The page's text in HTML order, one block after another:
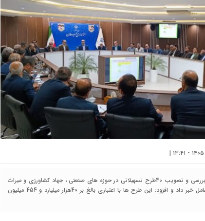
مدیر کل صنعت، معدن و تجارت گیلان از بررسی و تصویب 40طرح تسهیلاتی در حوزه های صنعتی ، جهاد کشاورزی و میراث
فرهنگی از محل رونق تولید به بانک‌های عامل خبر داد و افزود: این طرح ها با اعتباری بالغ بر 40هزار میلیارد و 454 میلیون